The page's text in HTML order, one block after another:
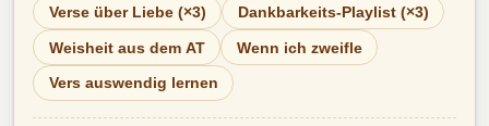
Verse über Liebe (×3) Dankbarkeits-Playlist (×3)
Weisheit aus dem AT Wenn ich zweifle
Vers auswendig lernen